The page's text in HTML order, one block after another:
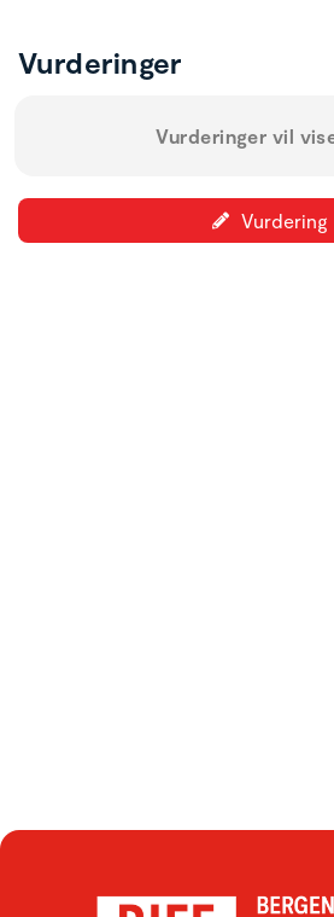
Vurderinger
Vurderinger vil
Vurdering